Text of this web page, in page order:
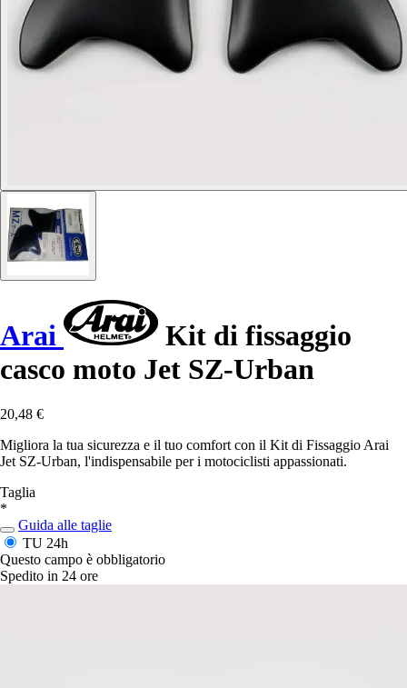
Arai
Kit di fissaggio
casco moto Jet SZ-Urban
20,48 €
Migliora la tua sicurezza e il tuo comfort con il Kit di Fissaggio Arai
Jet SZ-Urban, l'indispensabile per i motociclisti appassionati.
Taglia
*
Guida alle taglie
TU 24h
Questo campo è obbligatorio
Spedito in 24 ore